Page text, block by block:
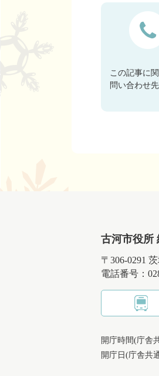
この記事に
問い合わせ先
古河市役所
〒306-0291
電話番号：
開庁時間(庁舎
開庁日(庁舎共